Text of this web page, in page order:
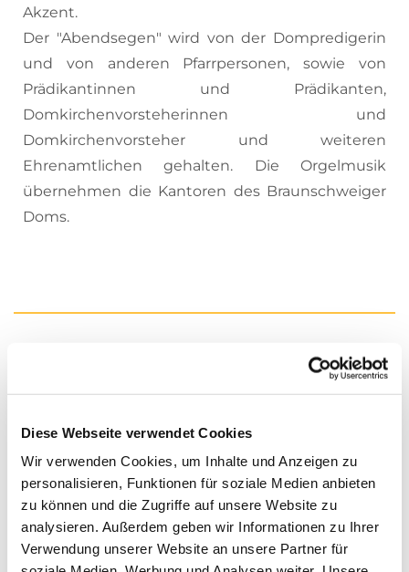
Diese Webseite verwendet Cookies
Wir verwenden Cookies, um Inhalte und Anzeigen zu
personalisieren, Funktionen für soziale Medien anbieten
zu können und die Zugriffe auf unsere Website zu
analysieren. Außerdem geben wir Informationen zu Ihrer
Verwendung unserer Website an unsere Partner für
Akzent.
Der "Abendsegen" wird von der Dompredigerin
und von anderen Pfarrpersonen, sowie von
Prädikantinnen und Prädikanten,
Domkirchenvorsteherinnen und
Domkirchenvorsteher und weiteren
Ehrenamtlichen gehalten. Die Orgelmusik
übernehmen die Kantoren des Braunschweiger
Doms.